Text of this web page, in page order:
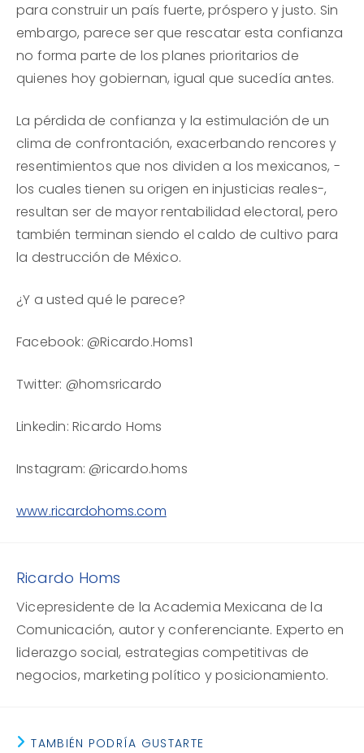
para construir un país fuerte, próspero y justo. Sin
embargo, parece ser que rescatar esta confianza
no forma parte de los planes prioritarios de
quienes hoy gobiernan, igual que sucedía antes.
La pérdida de confianza y la estimulación de un
clima de confrontación, exacerbando rencores y
resentimientos que nos dividen a los mexicanos, -
los cuales tienen su origen en injusticias reales-,
resultan ser de mayor rentabilidad electoral, pero
también terminan siendo el caldo de cultivo para
la destrucción de México.
¿Y a usted qué le parece?
Facebook: @Ricardo.Homs1
Twitter: @homsricardo
Linkedin: Ricardo Homs
Instagram: @ricardo.homs
www.ricardohoms.com
Ricardo Homs
Vicepresidente de la Academia Mexicana de la
Comunicación, autor y conferenciante. Experto en
liderazgo social, estrategias competitivas de
negocios, marketing político y posicionamiento.
TAMBIÉN PODRÍA GUSTARTE